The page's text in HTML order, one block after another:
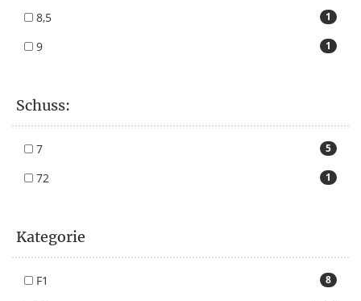
1
8,5
1
9
Schuss:
5
7
1
72
Kategorie
8
F1